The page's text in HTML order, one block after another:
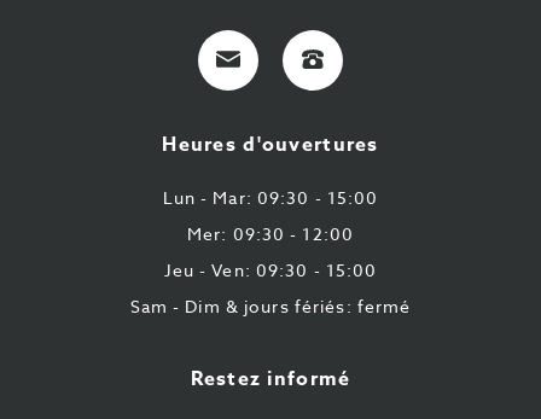
E-
Mail
+32
9
43
87
Heures d'ouvertures
Lun - Mar: 09:30 - 15:00
Mer: 09:30 - 12:00
Jeu - Ven: 09:30 - 15:00
Sam - Dim & jours fériés: fermé
Restez informé